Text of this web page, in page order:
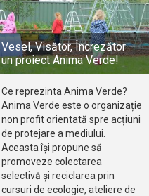
Vesel, Visător, Încrezător –
un proiect Anima Verde!
Ce reprezinta Anima Verde?
Anima Verde este o organizație
non profit orientată spre acțiuni
de protejare a mediului.
Aceasta își propune să
promoveze colectarea
selectivă și reciclarea prin
cursuri de ecologie, ateliere de